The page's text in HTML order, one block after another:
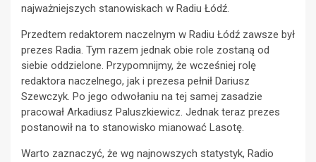
najważniejszych stanowiskach w Radiu Łódź.
Przedtem redaktorem naczelnym w Radiu Łódź zawsze był
prezes Radia. Tym razem jednak obie role zostaną od
siebie oddzielone. Przypomnijmy, że wcześniej rolę
redaktora naczelnego, jak i prezesa pełnił Dariusz
Szewczyk. Po jego odwołaniu na tej samej zasadzie
pracował Arkadiusz Paluszkiewicz. Jednak teraz prezes
postanowił na to stanowisko mianować Lasotę.
Warto zaznaczyć, że wg najnowszych statystyk, Radio